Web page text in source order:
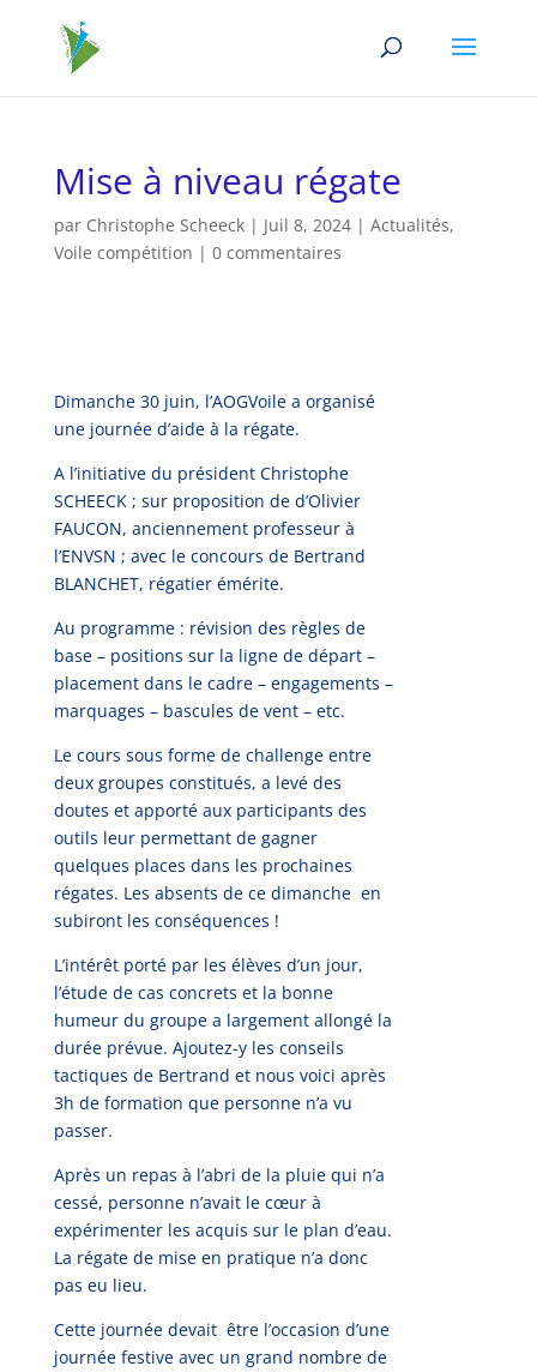
Mise à niveau régate
par Christophe Scheeck| Juil 8, 2024| Actualités,
Voile compétition | 0 commentaires
Dimanche 30 juin, l’AOGVoile a organisé
une journée d’aide à la régate.
A l’initiative du président Christophe
SCHEECK ; sur proposition de d’Olivier
FAUCON, anciennement professeur à
l’ENVSN ; avec le concours de Bertrand
BLANCHET, régatier émérite.
Au programme : révision des règles de
base – positions sur la ligne de départ –
placement dans le cadre – engagements –
marquages – bascules de vent – etc.
Le cours sous forme de challenge entre
deux groupes constitués, a levé des
doutes et apporté aux participants des
outils leur permettant de gagner
quelques places dans les prochaines
régates. Les absents de ce dimanche en
subiront les conséquences !
L’intérêt porté par les élèves d’un jour,
l’étude de cas concrets et la bonne
humeur du groupe a largement allongé la
durée prévue. Ajoutez-y les conseils
tactiques de Bertrand et nous voici après
3h de formation que personne n’a vu
passer.
Après un repas à l’abri de la pluie qui n’a
cessé, personne n’avait le cœur à
expérimenter les acquis sur le plan d’eau.
La régate de mise en pratique n’a donc
pas eu lieu.
Cette journée devait être l’occasion d’une
journée festive avec un grand nombre de